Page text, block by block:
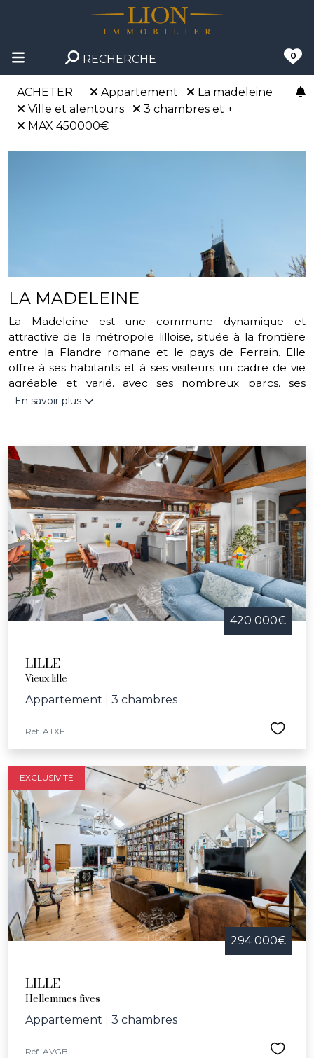
RECHERCHE 0
ACHETER Appartement
La madeleine
Ville et alentours
3 chambres et +
MAX 450000€
LA MADELEINE
La Madeleine est une commune dynamique et
attractive de la métropole lilloise, située à la frontière
entre la Flandre romane et le pays de Ferrain. Elle
offre à ses habitants et à ses visiteurs un cadre de vie
agréable et varié, avec ses nombreux parcs, ses
espaces de loisirs, ses infrastructures culturelles et
commune, on peut citer l'hôtel de ville, l'église Sainte-
Marie-Madeleine, le château du Vert-Bois ou encore le
parc du Romarin. La Madeleine organise également
des événements caractéristiques tout au long de
l'année, comme la fête du printemps, le salon du livre
ou le marché de Noël. La Madeleine est une
destination idéale pour découvrir la richesse et la
diversité de la région.
En savoir plus
420 000€
LILLE
Vieux lille
Appartement 3 chambres
Réf. ATXF
EXCLUSIVITÉ
294 000€
LILLE
Hellemmes fives
Appartement 3 chambres
Réf. AVGB